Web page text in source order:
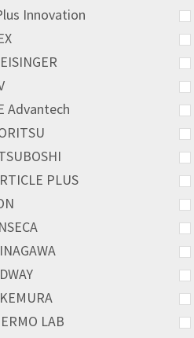
Innovation
Advantech
PLUS
LAB